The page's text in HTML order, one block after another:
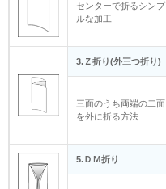
センターで折るシンプ
ルな加工
3.Ｚ折り(外三つ折り)
三面のうち両端の二面
を外に折る方法
5.ＤＭ折り